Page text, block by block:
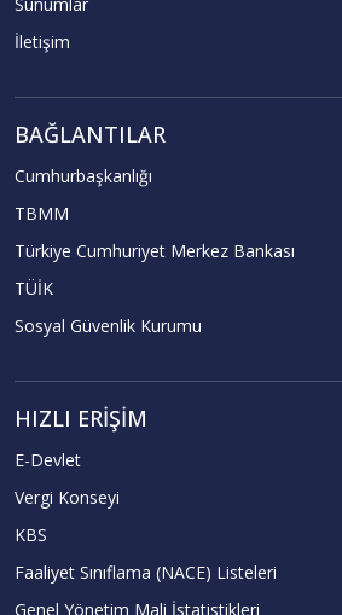
İletişim
BAĞLANTILAR
Cumhurbaşkanlığı
TBMM
Türkiye Cumhuriyet Merkez Bankası
TÜİK
Sosyal Güvenlik Kurumu
HIZLI ERIŞIM
E-Devlet
Vergi Konseyi
KBS
Faaliyet Sınıflama (NACE) Listeleri
Genel Yönetim Mali İstatistikleri